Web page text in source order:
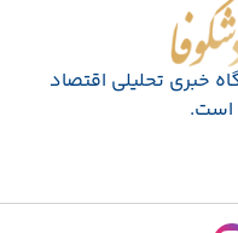
خبری تحليلی اقتصاد
است.